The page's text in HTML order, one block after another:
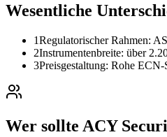
Wesentliche
1Regulatorischer Rahmen:
2Instrumentenbreite: über
3Preisgestaltung: Rohe
Wer sollte ACY